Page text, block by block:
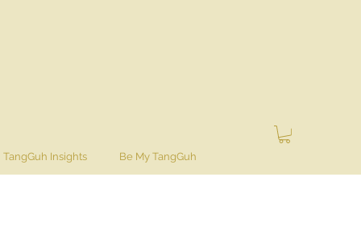
TangGuh Insights Be My TangGuh